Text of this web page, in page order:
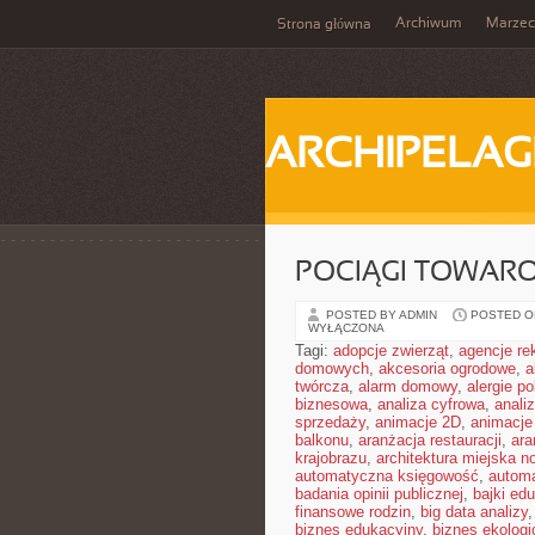
Strona główna Archiwum Marzec
POCIĄGI
POSTED BY ADMIN POSTED
WYŁĄCZONA
Tagi: adopcje zwierząt, agencje
domowych, akcesoria ogrodowe,
twórcza, alarm domowy, alergie
biznesowa, analiza cyfrowa,
sprzedaży, animacje 2D,
balkonu, aranżacja restauracji,
krajobrazu, architektura miejska
automatyczna księgowość,
badania opinii publicznej, bajki
finansowe rodzin, big data analizy,
biznes edukacyjny, biznes